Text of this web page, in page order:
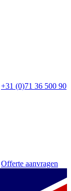
+31 (0)71 36 500 90
Offerte aanvragen